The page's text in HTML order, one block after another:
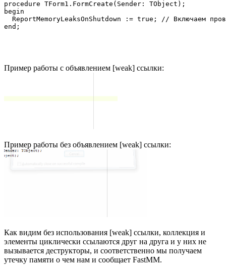
procedure TForm1.FormCreate(Sender: TObject);
begin
ReportMemoryLeaksOnShutdown := true; // Включаем
Пример работы с объявлением [weak] ссылки:
Пример работы без объявлением [weak] ссылки:
Как видим без использования [weak] ссылки, коллекция и
элементы циклически ссылаются друг на друга и у них не
вызывается деструкторы, и соответственно мы получаем
утечку памяти о чем нам и сообщает FastMM.